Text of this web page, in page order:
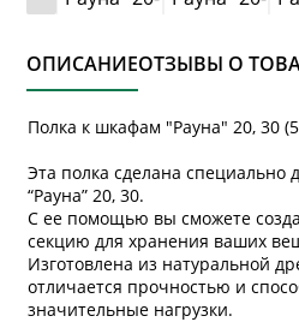
ОПИСАНИЕОТЗЫВЫ О
Полка к шкафам "Рауна" 20, 30
Эта полка сделана специально
“Рауна” 20, 30.
С ее помощью вы сможете
секцию для хранения ваших
Изготовлена из натуральной
отличается прочностью и
значительные нагрузки.